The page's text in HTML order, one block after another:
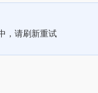
，请刷新重试